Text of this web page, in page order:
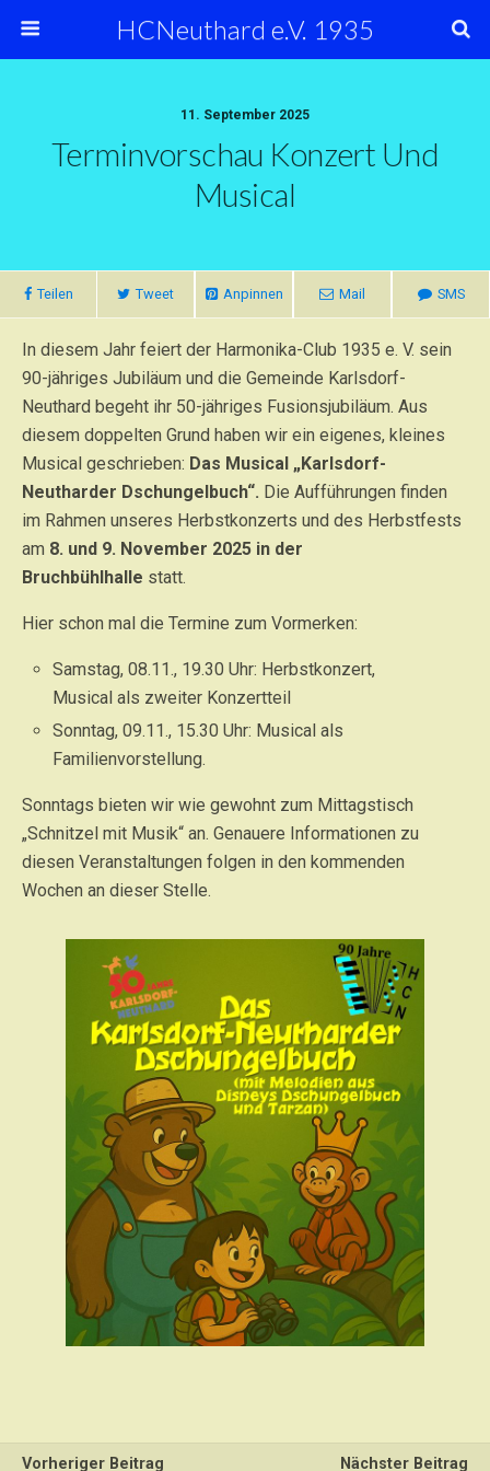
HCNeuthard e.V. 1935
11. September 2025
Terminvorschau Konzert Und
Musical
Teilen Tweet Anpinnen Mail SMS
In diesem Jahr feiert der Harmonika-Club 1935 e. V. sein
90-jähriges Jubiläum und die Gemeinde Karlsdorf-
Neuthard begeht ihr 50-jähriges Fusionsjubiläum. Aus
diesem doppelten Grund haben wir ein eigenes, kleines
Musical geschrieben: Das Musical „Karlsdorf-
Neutharder Dschungelbuch“. Die Aufführungen finden
im Rahmen unseres Herbstkonzerts und des Herbstfests
am 8. und 9. November 2025 in der
Bruchbühlhalle statt.
Hier schon mal die Termine zum Vormerken:
Samstag, 08.11., 19.30 Uhr: Herbstkonzert,
Musical als zweiter Konzertteil
Sonntag, 09.11., 15.30 Uhr: Musical als
Familienvorstellung.
Sonntags bieten wir wie gewohnt zum Mittagstisch
„Schnitzel mit Musik“ an. Genauere Informationen zu
diesen Veranstaltungen folgen in den kommenden
Wochen an dieser Stelle.
Vorheriger Beitrag Nächster Beitrag